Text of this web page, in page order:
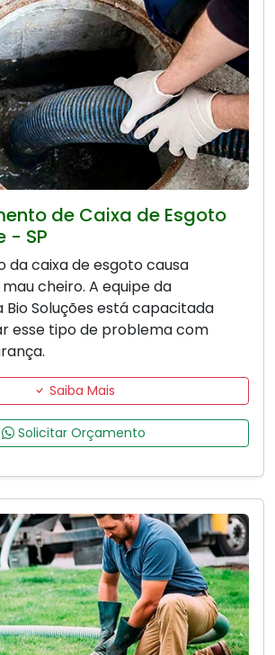
de Caixa de Esgoto
- SP
da caixa de esgoto causa
cheiro. A equipe da
Bio Soluções está capacitada
esse tipo de problema com
Saiba Mais
Solicitar Orçamento